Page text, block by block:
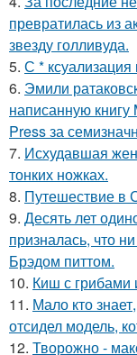
превратилась из
звезду голливуда.
5. С * ксуализация
6. Эмили
написанную книгу
Press за
7. Исхудавшая
тонких ножках.
8. Путешествие в
9. Десять лет
призналась, что
Брэдом питтом.
10. Киш с грибами
11. Мало кто
отсидел модель,
12. Творожно -